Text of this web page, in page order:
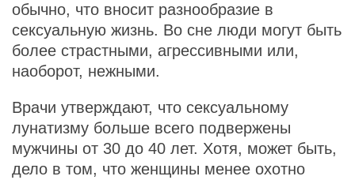
обычно, что вносит разнообразие в
сексуальную жизнь. Во сне люди могут быть
более страстными, агрессивными или,
наоборот, нежными.
Врачи утверждают, что сексуальному
лунатизму больше всего подвержены
мужчины от 30 до 40 лет. Хотя, может быть,
дело в том, что женщины менее охотно